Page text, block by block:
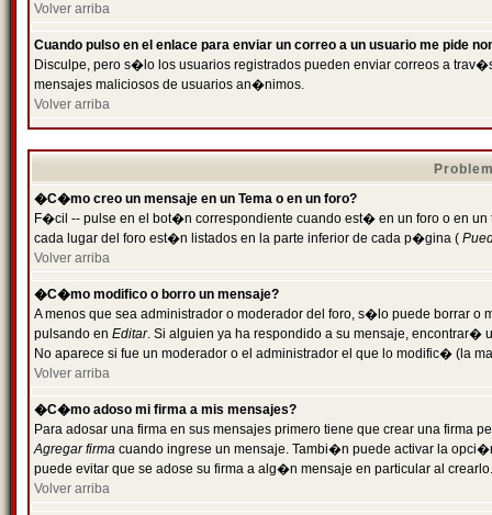
Volver arriba
Cuando pulso en el enlace para enviar un correo a un usuario me pide
Disculpe, pero s�lo los usuarios registrados pueden enviar correos a
mensajes maliciosos de usuarios an�nimos.
Volver arriba
�C�mo creo un mensaje en un Tema o en un foro?
F�cil -- pulse en el bot�n correspondiente cuando est� en un foro o en
cada lugar del foro est�n listados en la parte inferior de cada p�gina (
Volver arriba
�C�mo modifico o borro un mensaje?
A menos que sea administrador o moderador del foro, s�lo puede borrar o
pulsando en Editar. Si alguien ya ha respondido a su mensaje, encontrar�
No aparece si fue un moderador o el administrador el que lo modific� (la
Volver arriba
�C�mo adoso mi firma a mis mensajes?
Para adosar una firma en sus mensajes primero tiene que crear una firma
Agregar firma cuando ingrese un mensaje. Tambi�n puede activar la
puede evitar que se adose su firma a alg�n mensaje en particular al crearlo.
Volver arriba